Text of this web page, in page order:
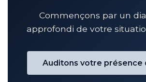
Commençons par un
approfondi de votre
Auditons votre présence